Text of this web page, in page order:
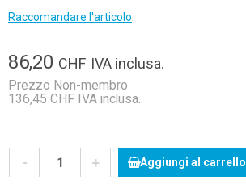
Raccomandare l'articolo
86,20 CHF IVA inclusa.
Prezzo Non-membro
136,45 CHF IVA inclusa.
- + Aggiungi al carrello